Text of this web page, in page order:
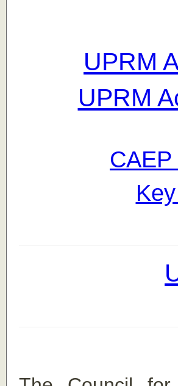
UPRM
UPRM